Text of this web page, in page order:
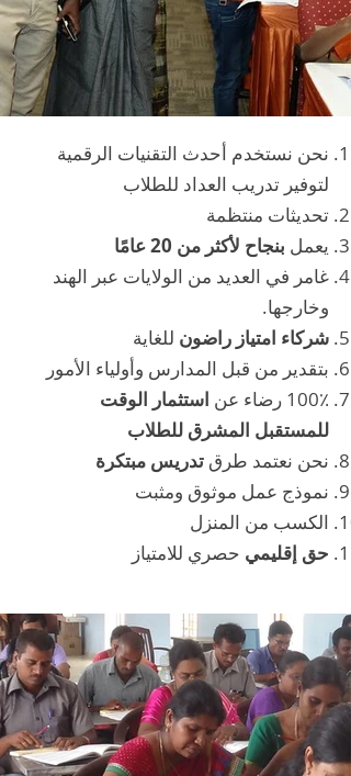
نحن نستخدم أحدث التقنيات الرقمية
لتوفير تدريب العداد للطلاب
تحديثات منتظمة
يعمل بنجاح لأكثر من 20 عامًا
غامر في العديد من الولايات عبر الهند
وخارجها.
شركاء امتياز راضون للغاية
بتقدير من قبل المدارس وأولياء الأمور
100٪ رضاء عن
استثمار الوقت
للمستقبل المشرق للطلاب
نحن نعتمد طرق تدريس مبتكرة
نموذج عمل موثوق ومثبت
الكسب من المنزل
حق إقليمي حصري للامتياز